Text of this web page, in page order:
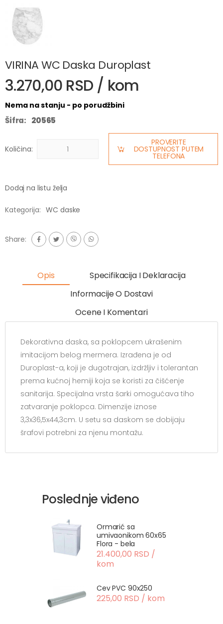
VIRINA WC Daska Duroplast
3.270,00 RSD / kom
Nema na stanju - po porudžbini
Šifra: 20565
Količina:
PROVERITE
DOSTUPNOST PUTEM
TELEFONA
Dodaj na listu želja
Kategorija: WC daske
Share:
Opis
Specifikacija I Deklaracija
Informacije O Dostavi
Ocene I Komentari
Dekorativna daska, sa poklopcem ukrašenim
imitacijom belog mermera. Izrađena je od
Duroplast-a, koji je dugotrajan, izdržljiv i tolerantan
prema kućnoj hemiji koja se koristi za čišćenje
sanitarija. Specijalna vrsta šarki omogućava tiho
zatvaranje poklopca. Dimenzije iznose
3,3x36,5x44,3cm. U setu sa daskom se dobijaju
šrafovi potrebni za njenu montažu.
Poslednje viđeno
Ormarić sa
umivaonikom 60x65
Flora - bela
21.400,00 RSD /
kom
Cev PVC 90x250
225,00 RSD / kom